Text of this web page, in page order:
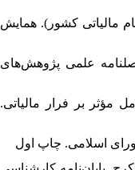
لایحه تحول نظام مالیاتی کشور). همایش
در ایران. فصلنامه علمی پژوهش‌های
و تیرگان، محمد. (1401). اولویت‌بندی عوامل مؤثر بر فرار مالیاتی.